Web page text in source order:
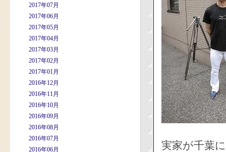
2017年07月
2017年06月
2017年05月
2017年04月
2017年03月
2017年02月
2017年01月
2016年12月
2016年11月
2016年10月
2016年09月
2016年08月
2016年07月
2016年06月
実家が千葉